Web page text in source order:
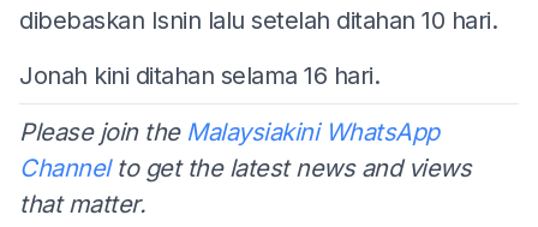
dibebaskan Isnin lalu setelah ditahan 10 hari.
Jonah kini ditahan selama 16 hari.
Please join the Malaysiakini WhatsApp
Channelto get the latest news and views
that matter.